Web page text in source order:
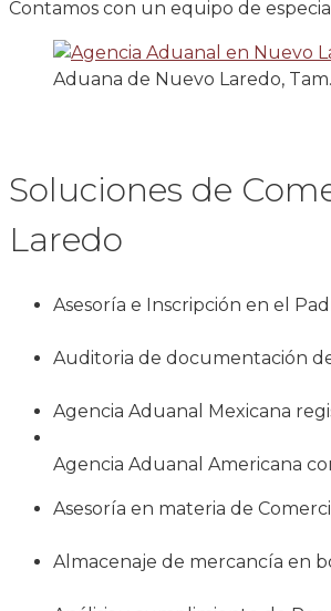
Contamos con un equipo de
Aduana de Nuevo Laredo, Tam.
Soluciones de
Laredo
Asesoría e Inscripción en el
Auditoria de documentación
Agencia Aduanal Mexicana
Agencia Aduanal Americana
Asesoría en materia de
Almacenaje de mercancía en